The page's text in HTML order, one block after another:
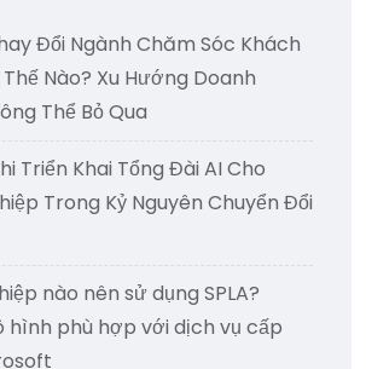
Đổi Ngành Chăm Sóc Khách
Nào? Xu Hướng Doanh
Thể Bỏ Qua
Triển Khai Tổng Đài AI Cho
Trong Kỷ Nguyên Chuyển Đổi
nào nên sử dụng SPLA?
hình phù hợp với dịch vụ cấp